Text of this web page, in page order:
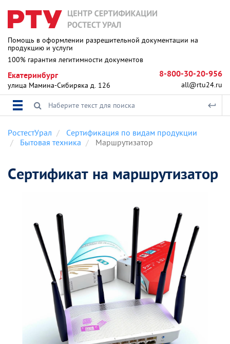
Помощь в оформлении разрешительной документации на
продукцию и услуги
100% гарантия легитимности документов
Екатеринбург
улица Мамина-Сибиряка д. 126
8-800-30-20-956
all@rtu24.ru
РостестУрал
Сертификация по видам продукции
Бытовая техника
Маршрутизатор
Сертификат на маршрутизатор